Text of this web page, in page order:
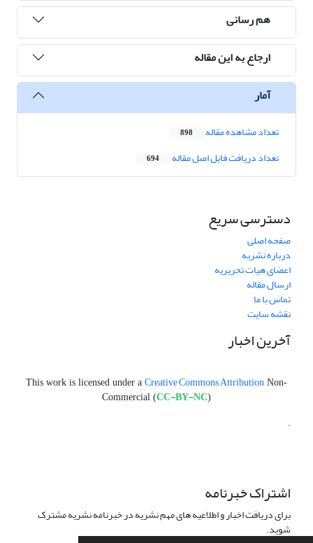
هم رسانی
ارجاع به این مقاله
آمار
تعداد مشاهده مقاله 898
تعداد دریافت فایل اصل مقاله 694
دسترسی سریع
صفحه اصلی
درباره نشریه
اعضای هیات تحریریه
ارسال مقاله
تماس با ما
نقشه سایت
آخرین اخبار
This work is licensed under a Creative Commons Attribution Non-
Commercial (CC-BY-NC)
.
اشتراک خبرنامه
برای دریافت اخبار و اطلاعیه های مهم نشریه در خبرنامه نشریه مشترک
شوید.